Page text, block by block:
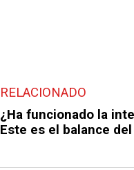
RELACIONADO
¿Ha funcionado la
Este es el balance